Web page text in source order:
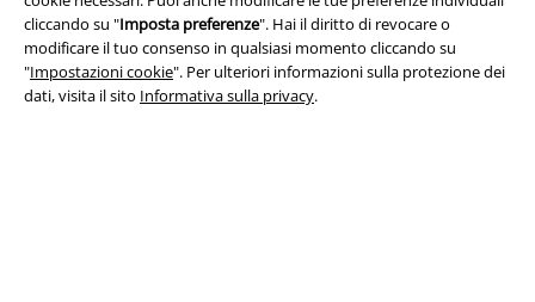
cliccando su "Imposta preferenze". Hai il diritto di revocare o
modificare il tuo consenso in qualsiasi momento cliccando su
"Impostazioni cookie". Per ulteriori informazioni sulla protezione dei
dati, visita il sito Informativa sulla privacy.
Legge sulla Privacy
Smaltimento rifiuti e protezione dell’ambiente